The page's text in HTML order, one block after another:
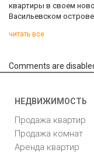
квартиры в своем
Васильевском острове.
читать все
Comments are
НЕДВИЖИМОСТЬ
Продажа квартир
Продажа комнат
Аренда квартир